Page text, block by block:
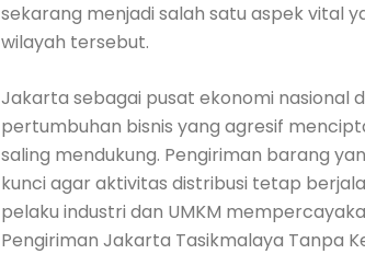
sekarang menjadi salah satu aspek vital
wilayah tersebut.
Jakarta sebagai pusat ekonomi nasional
pertumbuhan bisnis yang agresif
saling mendukung. Pengiriman barang
kunci agar aktivitas distribusi tetap
pelaku industri dan UMKM
Pengiriman Jakarta Tasikmalaya Tanpa